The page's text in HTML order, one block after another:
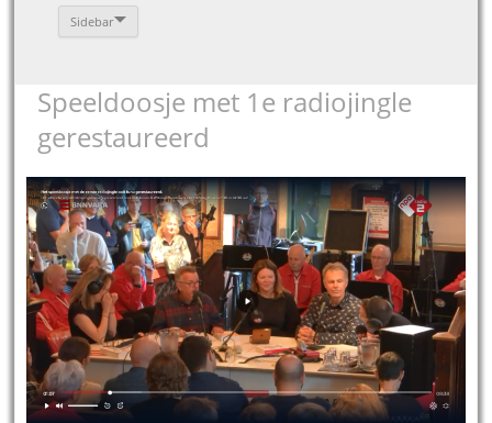
Sidebar
Speeldoosje met 1e radiojingle
gerestaureerd